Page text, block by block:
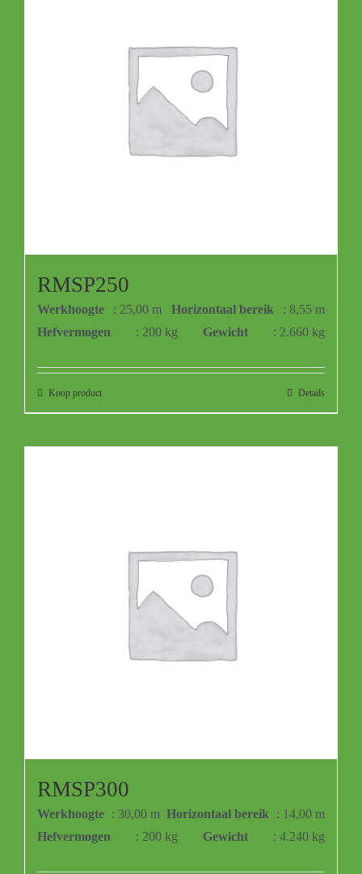
RMSP250
Werkhoogte : 25,00 m Horizontaal bereik
: 8,55 m
Hefvermogen
: 200 kg Gewicht : 2.660 kg
Koop product Details
RMSP300
Werkhoogte : 30,00 m Horizontaal bereik
: 14,00 m
Hefvermogen
: 200 kg Gewicht : 4.240 kg